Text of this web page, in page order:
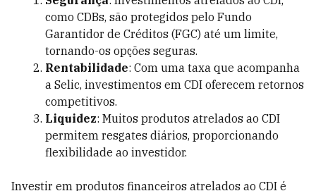
como CDBs, são protegidos pelo Fundo
Garantidor de Créditos (FGC) até um limite,
tornando-os opções seguras.
Rentabilidade: Com uma taxa que acompanha
a Selic, investimentos em CDI oferecem retornos
competitivos.
Liquidez: Muitos produtos atrelados ao CDI
permitem resgates diários, proporcionando
flexibilidade ao investidor.
Investir em produtos financeiros atrelados ao CDI é